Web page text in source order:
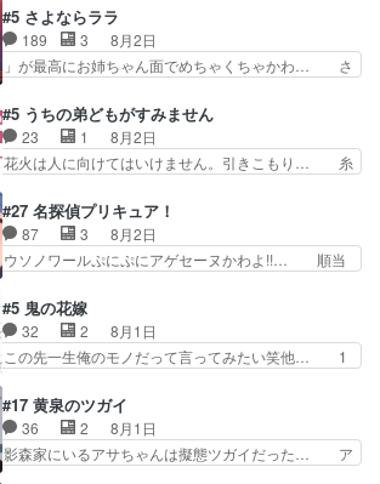
キャラモヤモヤする別れ方だ… 役で出演させてい
ただきました！よろしくお… 毎クールメインヒロ
インを好きになっちゃう…
愛すぎるな楠木ともりちゃんのね… デフォルメさ
れた表情が特に多かったのが印… 葵＆茜の回も良
きでした。あの証拠写真、ひ… 互いが互いのこと
を想っているのにすれ違っ… 第５話をｄアニメス
んと練習したい〟と言… 本当この作品は「キャ
ラ」を活かすのがうま… みずかちゃんの介入で双
子の仲にヒビが………
#5 さよならララ
189 3
8月2日
」が最高にお姉ちゃん面でめちゃくちゃかわ… さ
を振り切ってみんなに謝ったララの思い… 仕事に
馴染めない辺り観ていて苦しいところ… ララちゃ
んの事情はもう少し皆に話して良い… ララと茉里
とで初のアルバイト。七転八倒し… 労働するプリ
てケーキ食べて、帰りにカメ… ララが働く事での
てんやわんや。働いて大変… 地道に働き人と関わ
る日々の中に愛を見いだ…
#5 うちの弟どもがすみません
23 1
8月2日
花火は人に向けてはいけません。引きこもり… 糸
お名前を見たんだけどあの中村大樹さん… 糸ちゃ
んカッケー、色んな意味でwゲームが… 姉から性
的興奮覚えてないよね？なんて言わ… テーマ：引
きこもりの理由感想は、久しぶり… 元ゲーマーな
んの距離感おかしいね(*´… 糸と源ははよ好きお
うとると言わんかい！引… ショウくんと対等に話
すためにゲームをする…
#27 名探偵プリキュア！
87 3
8月2日
ウソノワールぷにぷにアゲセーヌかわよ!!… 順当
取り戻し正式に探偵事務所で働き始め… ポワロ、
元ネタを解説して原作に誘導するの… くれあさん
の探偵としての初事件にしてちょ… ・急にクイズ
番組が始まったw・妖精ウソノ… るるかの助手だ
の！？クレアさん探偵すぎ… 突然のポアロクイズ
は草なんよ。んで、あん… 今回からついにくれあ
が探偵事務所の仲間に…
#5 鬼の花嫁
32 2
8月1日
この先一生俺のモノだって言ってみたい笑他… 1
さん柚子に18年分の誕生日プレゼント… 柚子は
鬼龍院家から初めて学校に通う事にな… プレゼン
ト攻撃ヤバすぎるwwwヴァイオレ… 玲夜さまサ
プライズの、これまでの柚子ちゃ… 玲夜から柚子
#17 黄泉のツガイ
36 2
8月1日
影森家にいるアサちゃんは擬態ツガイだった… ア